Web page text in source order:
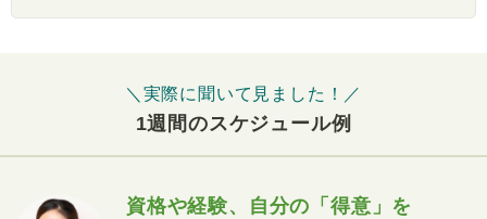
＼実際に聞いて見ました！／
1週間のスケジュール例
資格や経験、自分の「得意」を